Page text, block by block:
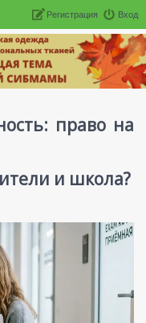
Вход
Регистрация
право на
и школа?